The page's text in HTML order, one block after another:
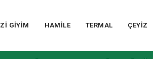
GİYİM HAMİLE TERMAL ÇEYİZ